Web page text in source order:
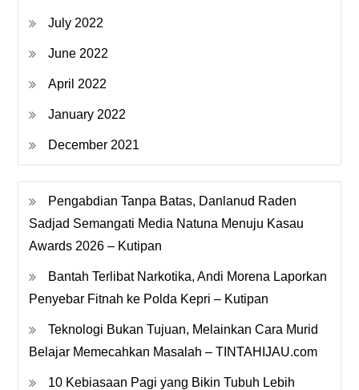
July 2022
June 2022
April 2022
January 2022
December 2021
Pengabdian Tanpa Batas, Danlanud Raden
Sadjad Semangati Media Natuna Menuju Kasau
Awards 2026 – Kutipan
Bantah Terlibat Narkotika, Andi Morena Laporkan
Penyebar Fitnah ke Polda Kepri – Kutipan
Teknologi Bukan Tujuan, Melainkan Cara Murid
Belajar Memecahkan Masalah – TINTAHIJAU.com
10 Kebiasaan Pagi yang Bikin Tubuh Lebih